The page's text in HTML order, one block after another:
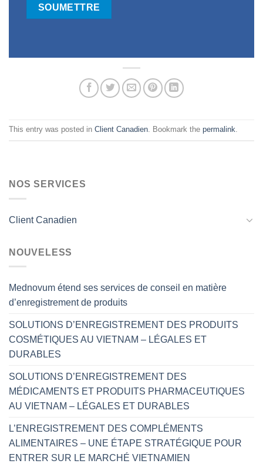
This entry was posted in Client Canadien. Bookmark the permalink.
NOS SERVICES
Client Canadien
NOUVELESS
Mednovum étend ses services de conseil en matière
d’enregistrement de produits
SOLUTIONS D’ENREGISTREMENT DES PRODUITS
COSMÉTIQUES AU VIETNAM – LÉGALES ET
DURABLES
SOLUTIONS D’ENREGISTREMENT DES
MÉDICAMENTS ET PRODUITS PHARMACEUTIQUES
AU VIETNAM – LÉGALES ET DURABLES
L’ENREGISTREMENT DES COMPLÉMENTS
ALIMENTAIRES – UNE ÉTAPE STRATÉGIQUE POUR
ENTRER SUR LE MARCHÉ VIETNAMIEN